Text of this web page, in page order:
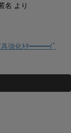
名 より
具強化ｷﾀ━━━(ﾟ